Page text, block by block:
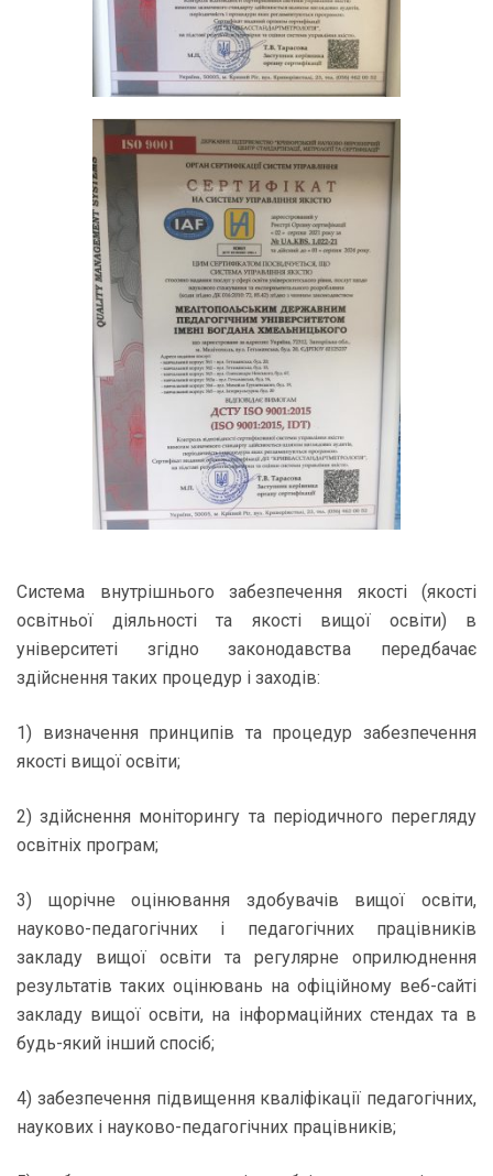
Система внутрішнього забезпечення якості (якості
освітньої діяльності та якості вищої освіти) в
університеті згідно законодавства передбачає
здійснення таких процедур і заходів:
1) визначення принципів та процедур забезпечення
якості вищої освіти;
2) здійснення моніторингу та періодичного перегляду
освітніх програм;
3) щорічне оцінювання здобувачів вищої освіти,
науково-педагогічних і педагогічних працівників
закладу вищої освіти та регулярне оприлюднення
результатів таких оцінювань на офіційному веб-сайті
закладу вищої освіти, на інформаційних стендах та в
будь-який інший спосіб;
4) забезпечення підвищення кваліфікації педагогічних,
наукових і науково-педагогічних працівників;